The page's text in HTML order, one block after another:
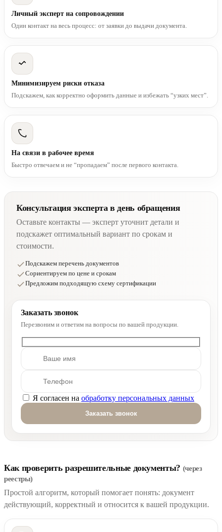
Личный эксперт на сопровождении
Один контакт на весь процесс: от заявки до выдачи документа.
Минимизируем риски отказа
Подскажем, как корректно оформить данные и избежать “узких мест”.
На связи в рабочее время
Быстро отвечаем и не “пропадаем” после первого контакта.
Консультация эксперта в день обращения
Оставьте контакты — эксперт уточнит детали и
подскажет оптимальный вариант по срокам и
стоимости.
Подскажем перечень документов
Сориентируем по цене и срокам
Предложим подходящую схему сертификации
Заказать звонок
Перезвоним и ответим на вопросы по вашей продукции.
Оставьте это поле пустым.
Я согласен на обработку персональных данных
Как проверить разрешительные документы? (через
реестры)
Простой алгоритм, который помогает понять: документ
действующий, корректный и относится к вашей продукции.